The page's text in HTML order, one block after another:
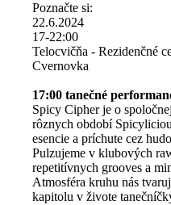
Poznačte si:
22.6.2024
17-22:00
Telocvičňa - Rezidenčné
Cvernovka
17:00 tanečné
Spicy Cipher je o
rôznych období
esencie a príchute cez
Pulzujeme v klubových
repetitívnych grooves a
Atmosféra kruhu nás
kapitolu v živote